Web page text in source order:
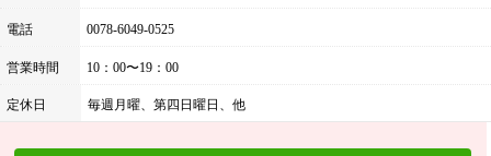
電話 0078-6049-0525
営業時間 10：00〜19：00
定休日 毎週月曜、第四日曜日、他